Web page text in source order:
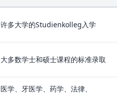
许多大学的Studienkolleg入学
大多数学士和硕士课程的标准录取
医学、牙医学、药学、法律、